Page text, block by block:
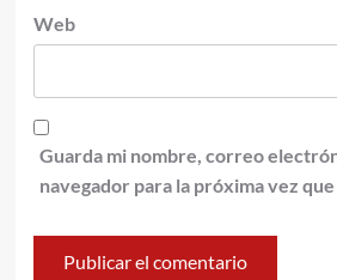
Web
Guarda mi nombre, correo
navegador para la próxima vez que